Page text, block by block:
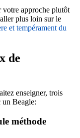
votre approche plutôt
plus loin sur le
et tempérament du
de
enseigner, trois
un Beagle:
méthode